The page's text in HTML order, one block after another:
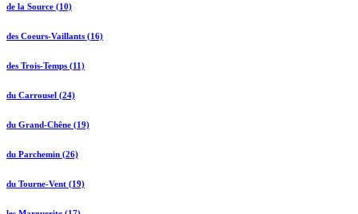
de la Source (10)
des Coeurs-Vaillants (16)
des Trois-Temps (11)
du Carrousel (24)
du Grand-Chêne (19)
du Parchemin (26)
du Tourne-Vent (19)